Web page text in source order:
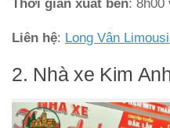
Thời gian xuất bến: 8h00
Liên hệ: Long Vân
2. Nhà xe Kim